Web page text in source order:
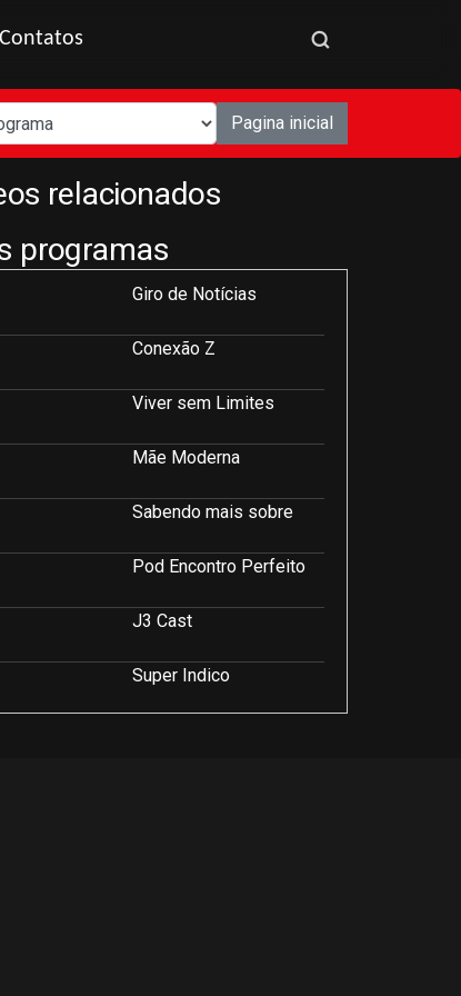
Contatos
Pagina inicial
relacionados
programas
Giro de Notícias
Conexão Z
Viver sem Limites
Mãe Moderna
Sabendo mais sobre
Pod Encontro Perfeito
J3 Cast
Super Indico